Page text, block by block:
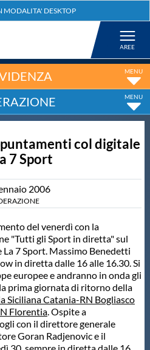
col digitale
7 Sport
2006
del venerdì con la
"Tutti gli Sport in diretta" sul
7 Sport. Massimo Benedetti
in diretta dalle 16 alle 16.30. Si
europee e andranno in onda gli
prima giornata di ritorno della
Siciliana Catania-RN Bogliasco
Florentia. Ospite a
con il direttore generale
Goran Radjenovic e il